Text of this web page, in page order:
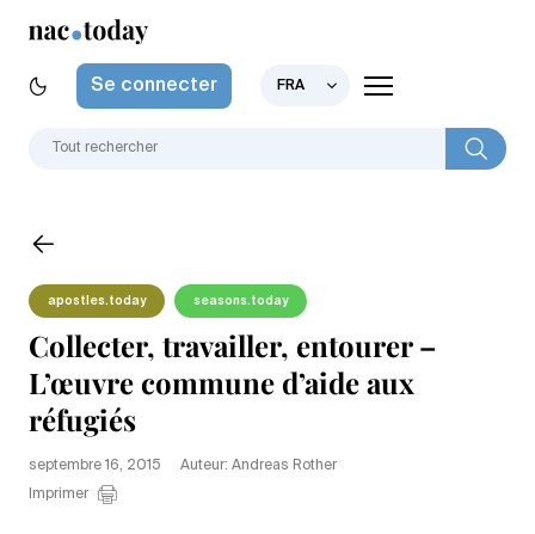
Se connecter FRA
apostles.today seasons.today
Collecter, travailler, entourer –
L’œuvre commune d’aide aux
réfugiés
septembre 16, 2015
Auteur: Andreas Rother
Imprimer